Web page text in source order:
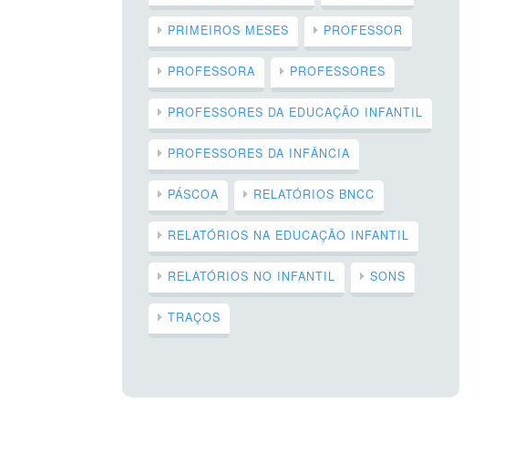
PRIMEIROS MESES PROFESSOR
PROFESSORA PROFESSORES
PROFESSORES DA EDUCAÇÃO INFANTIL
PROFESSORES DA INFÂNCIA
PÁSCOA RELATÓRIOS BNCC
RELATÓRIOS NA EDUCAÇÃO INFANTIL
RELATÓRIOS NO INFANTIL SONS
TRAÇOS